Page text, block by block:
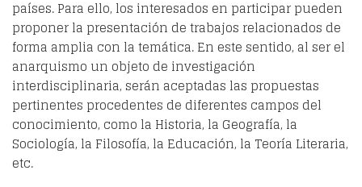
países. Para ello, los interesados en participar pueden
proponer la presentación de trabajos relacionados de
forma amplia con la temática. En este sentido, al ser el
anarquismo un objeto de investigación
interdisciplinaria, serán aceptadas las propuestas
pertinentes procedentes de diferentes campos del
conocimiento, como la Historia, la Geografía, la
Sociología, la Filosofía, la Educación, la Teoría Literaria,
etc.